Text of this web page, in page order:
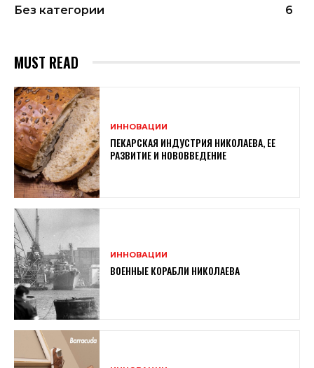
Без категории
6
MUST READ
ИННОВАЦИИ
ПЕКАРСКАЯ ИНДУСТРИЯ НИКОЛАЕВА, ЕЕ
РАЗВИТИЕ И НОВОВВЕДЕНИЕ
ИННОВАЦИИ
ВОЕННЫЕ КОРАБЛИ НИКОЛАЕВА